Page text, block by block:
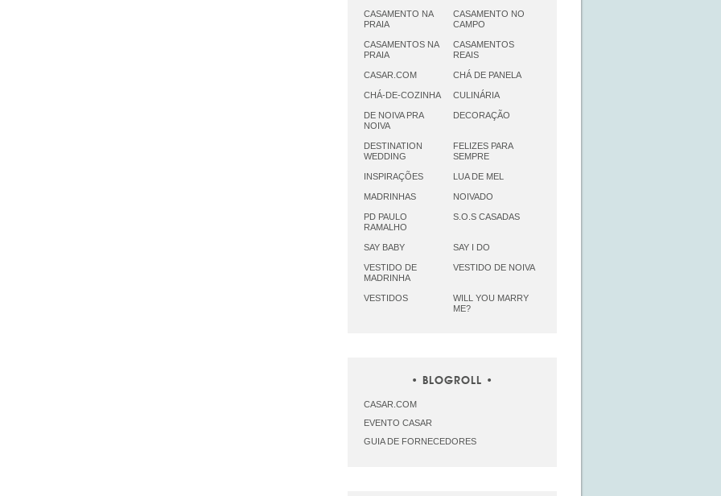
CASAMENTO NA
PRAIA
CASAMENTO NO
CAMPO
CASAMENTOS NA
PRAIA
CASAMENTOS
REAIS
CASAR.COM CHÁ DE PANELA
CHÁ-DE-COZINHA CULINÁRIA
DE NOIVA PRA
NOIVA
DECORAÇÃO
DESTINATION
WEDDING
FELIZES PARA
SEMPRE
INSPIRAÇÕES LUA DE MEL
MADRINHAS NOIVADO
PD PAULO
RAMALHO
S.O.S CASADAS
SAY BABY SAY I DO
VESTIDO DE
MADRINHA
VESTIDO DE NOIVA
VESTIDOS
WILL YOU MARRY
ME?
BLOGROLL
CASAR.COM
EVENTO CASAR
GUIA DE FORNECEDORES